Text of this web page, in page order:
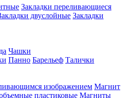
Закладки переливающиеся
двуслойные Закладки
Чашки
Панно Барельеф Талички
изображением Магнит
пластиковые Магниты